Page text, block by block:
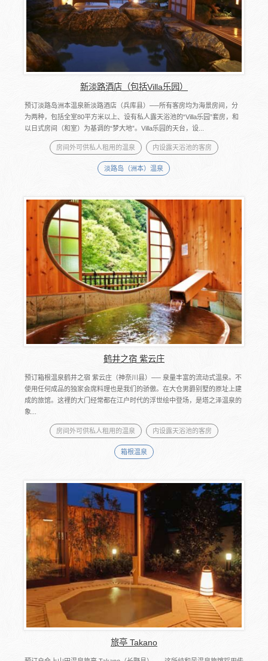
新淡路酒店（包括Villa乐园）
预订淡路岛洲本温泉新淡路酒店（兵库县）──所有客房均为海景房间，分
为两种，包括全室80平方米以上、设有私人露天浴池的“Villa乐园”套房，和
以日式房间（和室）为基调的“梦大地”。Villa乐园的天台，设...
房间外可供私人租用的温泉 内设露天浴池的客房
淡路岛（洲本）温泉
鹤井之宿 紫云庄
预订箱根温泉鹤井之宿 紫云庄（神奈川县）── 泉量丰富的流动式温泉。不
使用任何成品的独家会席料理也是我们的骄傲。在大仓男爵别墅的原址上建
成的旅馆。这裡的大门经常都在江户时代的浮世绘中登场，是塔之泽温泉的
象...
房间外可供私人租用的温泉 内设露天浴池的客房
箱根温泉
旅亭 Takano